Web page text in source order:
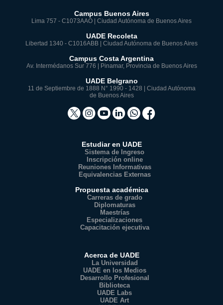
Campus Buenos Aires
Lima 757 - C1073AAO | Ciudad Autónoma de Buenos Aires
UADE Recoleta
Libertad 1340 - C1016ABB | Ciudad Autónoma de Buenos Aires
Campus Costa Argentina
Av. Intermédanos Sur 776 | Pinamar, Provincia de Buenos Aires
UADE Belgrano
11 de Septiembre de 1888 N° 1990 - 1428 | Ciudad Autónoma
de Buenos Aires
Estudiar en UADE
Sistema de Ingreso
Inscripción online
Reuniones Informativas
Equivalencias Externas
Propuesta académica
Carreras de grado
Diplomaturas
Maestrías
Especializaciones
Capacitación ejecutiva
Acerca de UADE
La Universidad
UADE en los Medios
Desarrollo Profesional
Biblioteca
UADE Labs
UADE Art